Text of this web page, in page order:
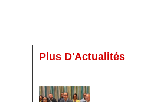
Plus D'Actualités